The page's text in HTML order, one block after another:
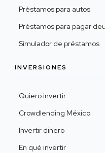
Préstamos para autos
Préstamos para pagar
Simulador de préstamos
INVERSIONES
Quiero invertir
Crowdlending México
Invertir dinero
En qué invertir